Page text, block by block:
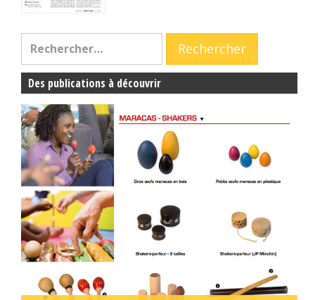
Des publications à découvrir